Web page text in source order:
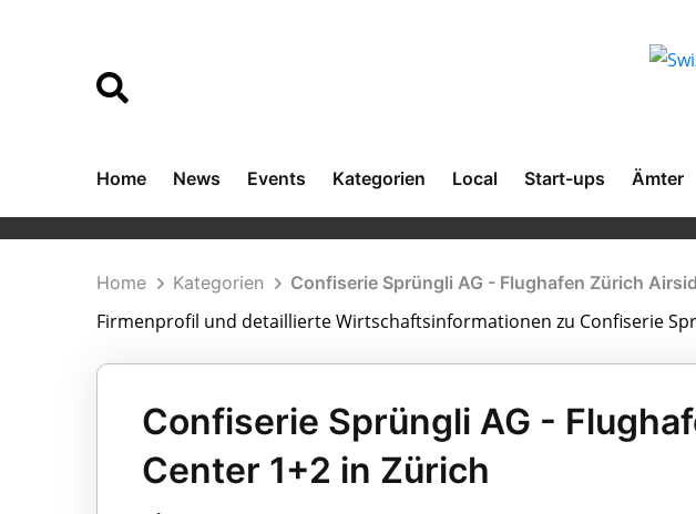
Home News Events Kategorien Local Start-ups Ämter
Home Kategorien Confiserie Sprüngli AG - Flughafen Zürich
Firmenprofil und detaillierte Wirtschaftsinformationen zu Confiserie
Confiserie Sprüngli AG -
Center 1+2 in Zürich